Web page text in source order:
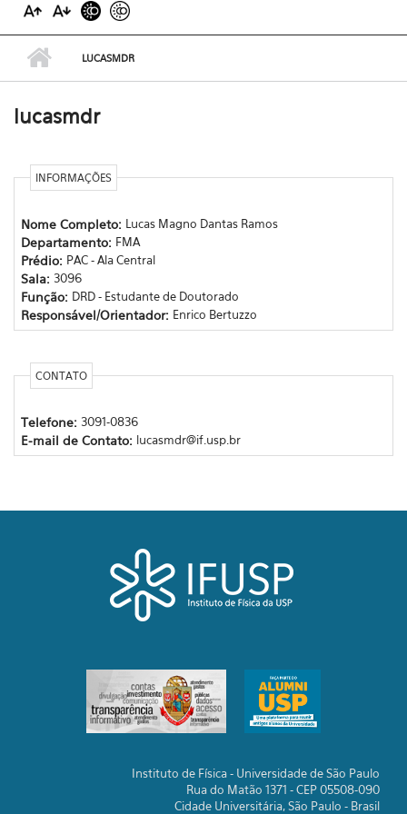
LUCASMDR
lucasmdr
INFORMAÇÕES
Nome Completo: Lucas Magno Dantas Ramos
Departamento: FMA
Prédio: PAC - Ala Central
Sala: 3096
Função: DRD - Estudante de Doutorado
Responsável/Orientador: Enrico Bertuzzo
CONTATO
Telefone: 3091-0836
E-mail de Contato: lucasmdr@if.usp.br
Instituto de Física - Universidade de São Paulo
Rua do Matão 1371 - CEP 05508-090
Cidade Universitária, São Paulo - Brasil